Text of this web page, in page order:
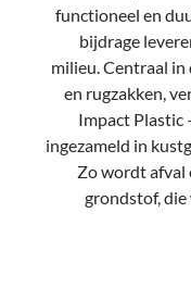
functioneel en
bijdrage
milieu. Centraal in
en rugzakken,
Impact Plastic
ingezameld in
Zo wordt afval
grondstof,